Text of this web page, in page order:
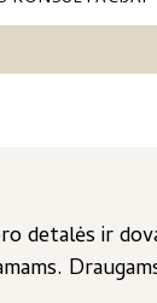
detalės ir